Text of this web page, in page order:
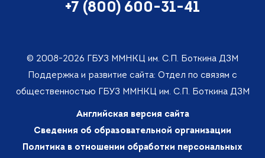
+7 (800) 600-31-41
© 2008-2026 ГБУЗ ММНКЦ им. С.П. Боткина ДЗМ
Поддержка и развитие сайта: Отдел по связям с
общественностью ГБУЗ ММНКЦ им. С.П. Боткина ДЗМ
Английская версия сайта
Сведения об образовательной организации
Политика в отношении обработки персональных